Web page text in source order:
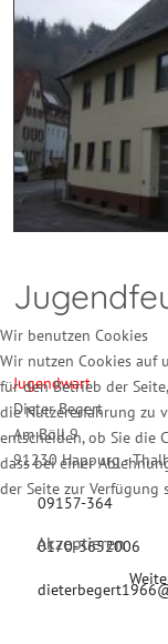
Jugendwart
Dieter Begert
Am Böll 9
91230 Happurg -
09157-364
0170-3652006
Wir benutzen Cookies
Wir nutzen Cookies auf
für den Betrieb der
die Nutzererfahrung zu
entscheiden, ob Sie die
dass bei einer
der Seite zur Verfügung
Akzeptieren